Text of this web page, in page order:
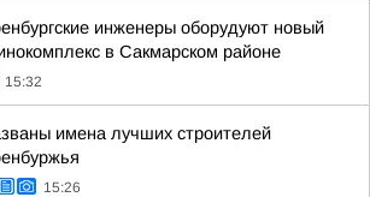
инженеры оборудуют новый
в Сакмарском районе
15:32
имена лучших строителей
15:26